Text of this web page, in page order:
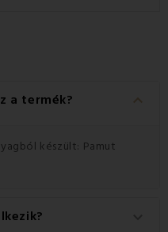
a termék? keyboard_arrow_down
készült: Pamut